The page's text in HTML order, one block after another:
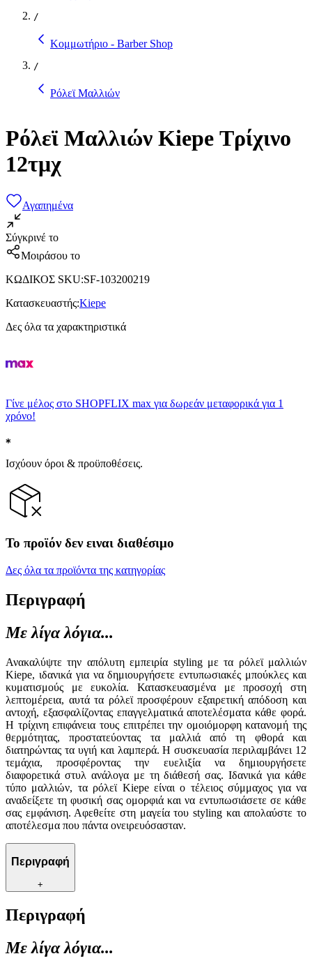
/
Κομμωτήριο - Barber Shop
/
Ρόλεϊ Μαλλιών
Ρόλεϊ Μαλλιών Kiepe Τρίχινο
12τμχ
Αγαπημένα
Σύγκρινέ το
Μοιράσου το
ΚΩΔΙΚΟΣ SKU:SF-103200219
Κατασκευαστής:Kiepe
Δες όλα τα χαρακτηριστικά
Γίνε μέλος στο SHOPFLIX max για δωρεάν μεταφορικά για 1
χρόνο!
Ισχύουν όροι & προϋποθέσεις.
Το προϊόν δεν ειναι διαθέσιμο
Δες όλα τα προϊόντα της κατηγορίας
Περιγραφή
Με λίγα λόγια...
Ανακαλύψτε την απόλυτη εμπειρία styling με τα ρόλεϊ μαλλιών
Kiepe, ιδανικά για να δημιουργήσετε εντυπωσιακές μπούκλες και
κυματισμούς με ευκολία. Κατασκευασμένα με προσοχή στη
λεπτομέρεια, αυτά τα ρόλεϊ προσφέρουν εξαιρετική απόδοση και
αντοχή, εξασφαλίζοντας επαγγελματικά αποτελέσματα κάθε φορά.
Η τρίχινη επιφάνεια τους επιτρέπει την ομοιόμορφη κατανομή της
θερμότητας, προστατεύοντας τα μαλλιά από τη φθορά και
διατηρώντας τα υγιή και λαμπερά. Η συσκευασία περιλαμβάνει 12
τεμάχια, προσφέροντας την ευελιξία να δημιουργήσετε
διαφορετικά στυλ ανάλογα με τη διάθεσή σας. Ιδανικά για κάθε
τύπο μαλλιών, τα ρόλεϊ Kiepe είναι ο τέλειος σύμμαχος για να
αναδείξετε τη φυσική σας ομορφιά και να εντυπωσιάσετε σε κάθε
σας εμφάνιση. Αφεθείτε στη μαγεία του styling και απολαύστε το
αποτέλεσμα που πάντα ονειρευόσασταν.
Περιγραφή
+
Περιγραφή
Με λίγα λόγια...